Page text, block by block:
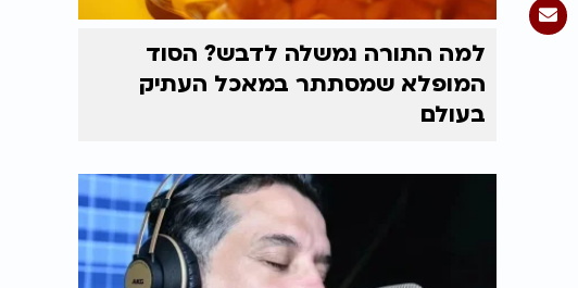
למה התורה נמשלה לדבש? הסוד
המופלא שמסתתר במאכל העתיק
בעולם